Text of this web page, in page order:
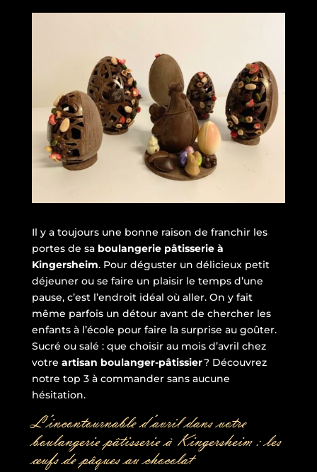
Il y a toujours une bonne raison de franchir les
portes de sa boulangerie pâtisserie à
Kingersheim. Pour déguster un délicieux petit
déjeuner ou se faire un plaisir le temps d’une
pause, c’est l’endroit idéal où aller. On y fait
même parfois un détour avant de chercher les
enfants à l’école pour faire la surprise au goûter.
Sucré ou salé : que choisir au mois d’avril chez
votre artisan boulanger-pâtissier? Découvrez
notre top 3 à commander sans aucune
hésitation.
L’incontournable d’avril dans votre
boulangerie pâtisserie à Kingersheim : les
œufs de pâques au chocolat